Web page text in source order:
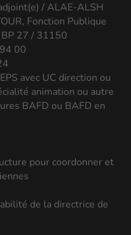
/ ALAE-ALSH
Fonction Publique
27 / 31150
00
avec UC direction ou
animation ou autre
BAFD ou BAFD en
pour coordonner et
de la directrice de